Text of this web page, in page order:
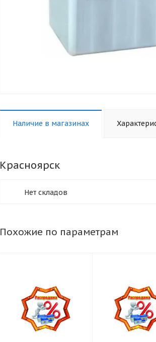
Наличие в магазинах
Красноярск
Нет складов
Похожие по параметрам